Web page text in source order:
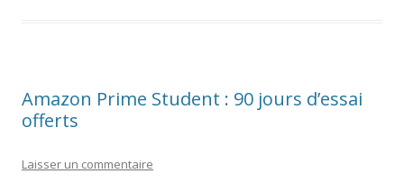
Amazon Prime Student : 90 jours d’essai
offerts
Laisser un commentaire